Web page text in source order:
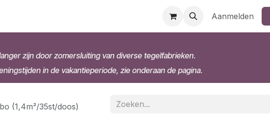
Aanmelden
zijn door zomersluiting van diverse tegelfabrieken.
in de vakantieperiode, zie onderaan de pagina.
(1,4m²/35st/doos)